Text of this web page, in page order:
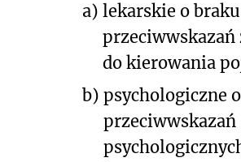
a) lekarskie o braku
do kierowania
b) psychologiczne
przeciwwskazań